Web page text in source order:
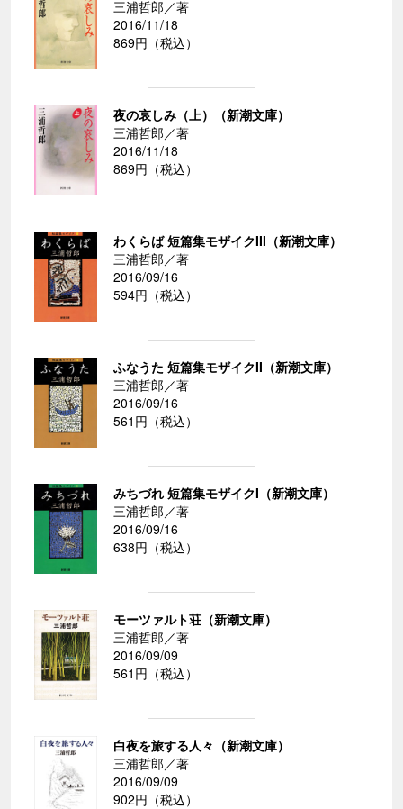
三浦哲郎／著
2016/11/18
869円（税込）
夜の哀しみ（上）（新潮文庫）
三浦哲郎／著
2016/11/18
869円（税込）
わくらば 短篇集モザイクIII（新潮文庫）
三浦哲郎／著
2016/09/16
594円（税込）
ふなうた 短篇集モザイクII（新潮文庫）
三浦哲郎／著
2016/09/16
561円（税込）
みちづれ 短篇集モザイクI（新潮文庫）
三浦哲郎／著
2016/09/16
638円（税込）
モーツァルト荘（新潮文庫）
三浦哲郎／著
2016/09/09
561円（税込）
白夜を旅する人々（新潮文庫）
三浦哲郎／著
2016/09/09
902円（税込）